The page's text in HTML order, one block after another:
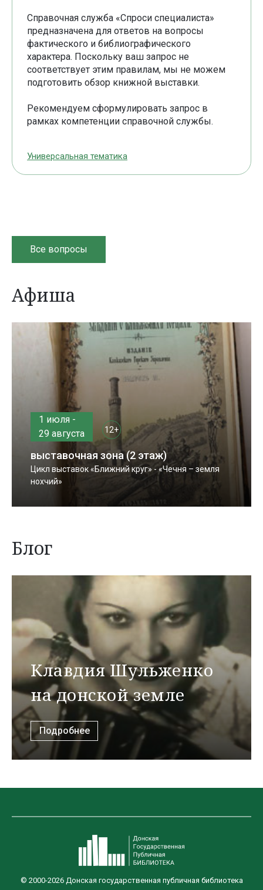
Справочная служба «Спроси специалиста»
предназначена для ответов на вопросы
фактического и библиографического
характера. Поскольку ваш запрос не
соответствует этим правилам, мы не можем
подготовить обзор книжной выставки.
Рекомендуем сформулировать запрос в
рамках компетенции справочной службы.
Универсальная тематика
Все вопросы
Афиша
1 июля -
29 августа
12+
выставочная зона (2 этаж)
Цикл выставок «Ближний круг» - «Чечня – земля
нохчий»
Блог
Клавдия Шульженко
на донской земле
Подробнее
© 2000-2026 Донская государственная публичная библиотека